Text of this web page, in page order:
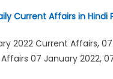
Current Affairs in Hindi
2022 Current Affairs,
07 January 2022,